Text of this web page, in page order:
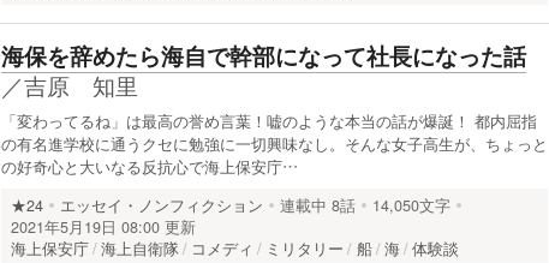
海保を辞めたら海自で幹部になって社長になった話
／吉原 知里
「変わってるね」は最高の誉め言葉！嘘のような本当の話が爆誕！ 都内屈指
の有名進学校に通うクセに勉強に一切興味なし。そんな女子高生が、ちょっと
の好奇心と大いなる反抗心で海上保安庁…
★24 エッセイ・ノンフィクション 連載中 8話
14,050文字
2021年5月19日 08:00 更新
海上保安庁 海上自衛隊 コメディ ミリタリー 船 海 体験談